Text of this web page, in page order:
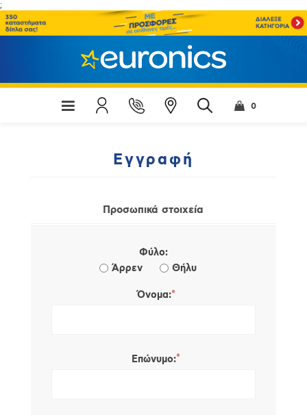
;
0
Εγγραφή
Προσωπικά στοιχεία
Φύλο:
Άρρεν
Θήλυ
Όνομα:*
Επώνυμο:*